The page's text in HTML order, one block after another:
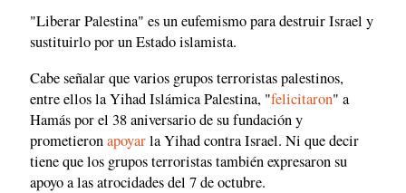
"Liberar Palestina" es un eufemismo para destruir Israel y
sustituirlo por un Estado islamista.
Cabe señalar que varios grupos terroristas palestinos,
entre ellos la Yihad Islámica Palestina, "felicitaron" a
Hamás por el 38 aniversario de su fundación y
prometieronapoyarla Yihad contra Israel. Ni que decir
tiene que los grupos terroristas también expresaron su
apoyo a las atrocidades del 7 de octubre.